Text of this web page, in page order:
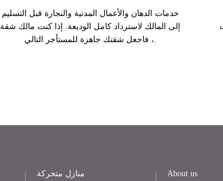
خدمات الدهان والأعمال المدنية والنجارة قبل التسليم
إلى المالك لاسترداد كامل الوديعة. إذا كنت مالك شقة
، فاجعل شقتك جاهزة للمستأجر التالي.
منازل متحركة About us